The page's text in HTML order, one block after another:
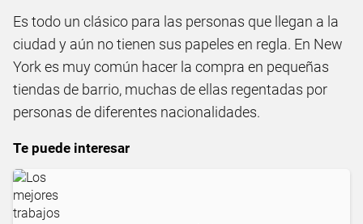
Es todo un clásico para las personas que llegan a la
ciudad y aún no tienen sus papeles en regla. En New
York es muy común hacer la compra en pequeñas
tiendas de barrio, muchas de ellas regentadas por
personas de diferentes nacionalidades.
Te puede interesar